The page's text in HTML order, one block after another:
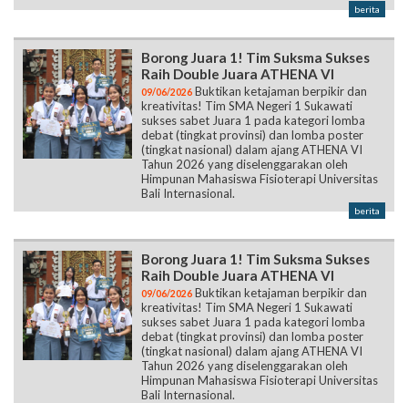
berita
Borong Juara 1! Tim Suksma Sukses
Raih Double Juara ATHENA VI
09/06/2026 Buktikan ketajaman berpikir dan
kreativitas! Tim SMA Negeri 1 Sukawati
sukses sabet Juara 1 pada kategori lomba
debat (tingkat provinsi) dan lomba poster
(tingkat nasional) dalam ajang ATHENA VI
Tahun 2026 yang diselenggarakan oleh
Himpunan Mahasiswa Fisioterapi Universitas
Bali Internasional.
berita
Borong Juara 1! Tim Suksma Sukses
Raih Double Juara ATHENA VI
09/06/2026 Buktikan ketajaman berpikir dan
kreativitas! Tim SMA Negeri 1 Sukawati
sukses sabet Juara 1 pada kategori lomba
debat (tingkat provinsi) dan lomba poster
(tingkat nasional) dalam ajang ATHENA VI
Tahun 2026 yang diselenggarakan oleh
Himpunan Mahasiswa Fisioterapi Universitas
Bali Internasional.